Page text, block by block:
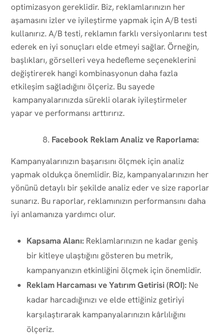
optimizasyon gereklidir. Biz, reklamlarınızın her
aşamasını izler ve iyileştirme yapmak için A/B testi
kullanırız. A/B testi, reklamın farklı versiyonlarını test
ederek en iyi sonuçları elde etmeyi sağlar. Örneğin,
başlıkları, görselleri veya hedefleme seçeneklerini
değiştirerek hangi kombinasyonun daha fazla
etkileşim sağladığını ölçeriz. Bu sayede
kampanyalarınızda sürekli olarak iyileştirmeler
yapar ve performansı arttırırız.
Facebook Reklam Analiz ve Raporlama:
Kampanyalarınızın başarısını ölçmek için analiz
yapmak oldukça önemlidir. Biz, kampanyalarınızın her
yönünü detaylı bir şekilde analiz eder ve size raporlar
sunarız. Bu raporlar, reklamınızın performansını daha
iyi anlamanıza yardımcı olur.
Kapsama Alanı: Reklamlarınızın ne kadar geniş
bir kitleye ulaştığını gösteren bu metrik,
kampanyanızın etkinliğini ölçmek için önemlidir.
Reklam Harcaması ve Yatırım Getirisi (ROI): Ne
kadar harcadığınızı ve elde ettiğiniz getiriyi
karşılaştırarak kampanyalarınızın kârlılığını
ölçeriz.